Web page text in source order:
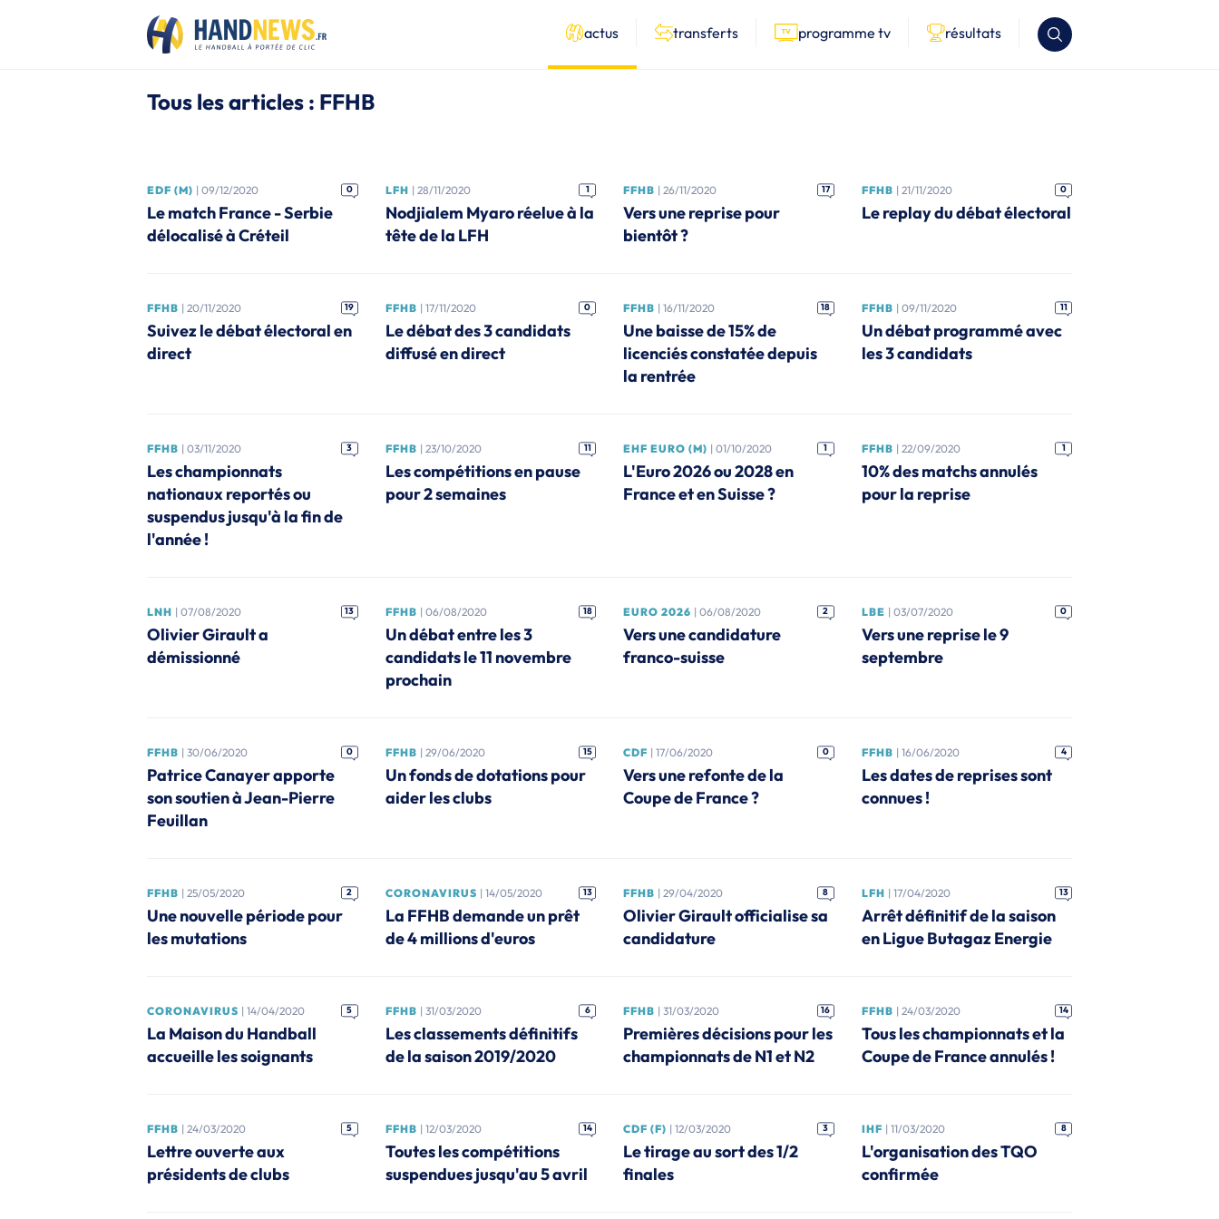
actus transferts programme tv résultats
Tous les articles : FFHB
EDF (M) | 09/12/2020 0
Le match France - Serbie
délocalisé à Créteil
LFH | 28/11/2020 1
Nodjialem Myaro réelue à la
tête de la LFH
FFHB | 26/11/2020 17
Vers une reprise pour
bientôt ?
FFHB | 21/11/2020 0
Le replay du débat électoral
FFHB | 20/11/2020 19
Suivez le débat électoral en
direct
FFHB | 17/11/2020 0
Le débat des 3 candidats
diffusé en direct
FFHB | 16/11/2020 18
Une baisse de 15% de
licenciés constatée depuis
la rentrée
FFHB | 09/11/2020 11
Un débat programmé avec
les 3 candidats
FFHB | 03/11/2020 3
Les championnats
nationaux reportés ou
suspendus jusqu'à la fin de
l'année !
FFHB | 23/10/2020 11
Les compétitions en pause
pour 2 semaines
EHF EURO (M) | 01/10/2020 1
L'Euro 2026 ou 2028 en
France et en Suisse ?
FFHB | 22/09/2020 1
10% des matchs annulés
pour la reprise
LNH | 07/08/2020 13
Olivier Girault a
démissionné
FFHB | 06/08/2020 18
Un débat entre les 3
candidats le 11 novembre
prochain
EURO 2026 | 06/08/2020 2
Vers une candidature
franco-suisse
LBE | 03/07/2020 0
Vers une reprise le 9
septembre
FFHB | 30/06/2020 0
Patrice Canayer apporte
son soutien à Jean-Pierre
Feuillan
FFHB | 29/06/2020 15
Un fonds de dotations pour
aider les clubs
CDF | 17/06/2020 0
Vers une refonte de la
Coupe de France ?
FFHB | 16/06/2020 4
Les dates de reprises sont
connues !
FFHB | 25/05/2020 2
Une nouvelle période pour
les mutations
CORONAVIRUS | 14/05/2020 13
La FFHB demande un prêt
de 4 millions d'euros
FFHB | 29/04/2020 8
Olivier Girault officialise sa
candidature
LFH | 17/04/2020 13
Arrêt définitif de la saison
en Ligue Butagaz Energie
CORONAVIRUS | 14/04/2020 5
La Maison du Handball
accueille les soignants
FFHB | 31/03/2020 6
Les classements définitifs
de la saison 2019/2020
FFHB | 31/03/2020 16
Premières décisions pour les
championnats de N1 et N2
FFHB | 24/03/2020 14
Tous les championnats et la
Coupe de France annulés !
FFHB | 24/03/2020 5
Lettre ouverte aux
présidents de clubs
FFHB | 12/03/2020 14
Toutes les compétitions
suspendues jusqu'au 5 avril
CDF (F) | 12/03/2020 3
Le tirage au sort des 1/2
finales
IHF | 11/03/2020 8
L'organisation des TQO
confirmée